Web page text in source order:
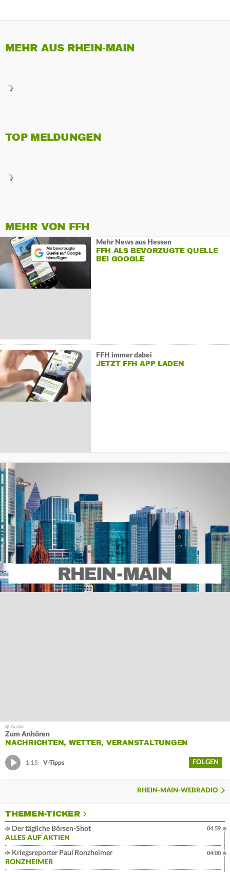
MEHR AUS RHEIN-MAIN
TOP MELDUNGEN
MEHR VON FFH
Mehr News aus Hessen
FFH ALS BEVORZUGTE QUELLE
BEI GOOGLE
FFH immer dabei
JETZT FFH APP LADEN
Zum Anhören
NACHRICHTEN, WETTER, VERANSTALTUNGEN
1:15 V-Tipps FOLGEN
RHEIN-MAIN-WEBRADIO
THEMEN-TICKER
Der tägliche Börsen-Shot
ALLES AUF AKTIEN
04:59
Kriegsreporter Paul Ronzheimer
RONZHEIMER
04:00